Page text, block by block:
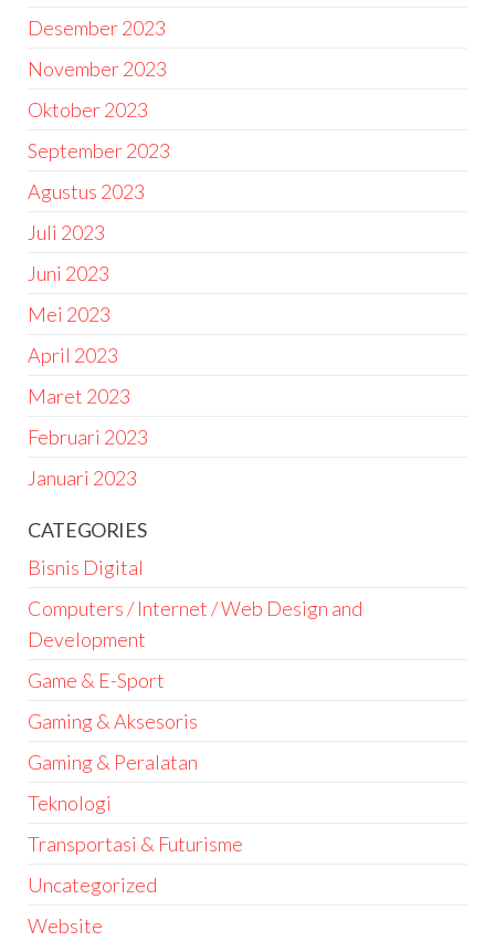
Desember 2023
November 2023
Oktober 2023
September 2023
Agustus 2023
Juli 2023
Juni 2023
Mei 2023
April 2023
Maret 2023
Februari 2023
Januari 2023
CATEGORIES
Bisnis Digital
Computers / Internet / Web Design and
Development
Game & E-Sport
Gaming & Aksesoris
Gaming & Peralatan
Teknologi
Transportasi & Futurisme
Uncategorized
Website